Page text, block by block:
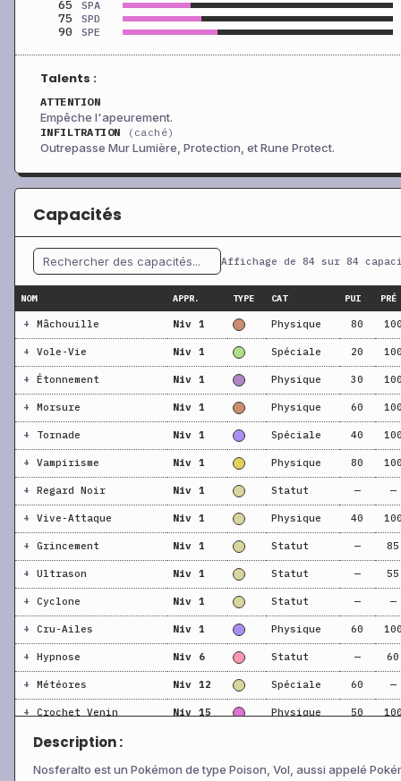
65 SPA
75 SPD
90 SPE
Talents :
ATTENTION
Empêche l'apeurement.
INFILTRATION (caché)
Outrepasse Mur Lumière, Protection, et Rune Protect.
Capacités
Affichage de 84 sur 84
NOM APPR. TYPE CAT PUI PRÉ
+ Mâchouille Niv 1 Physique 80
+ Vole-Vie Niv 1 Spéciale 20
+ Étonnement Niv 1 Physique 30
+ Morsure Niv 1 Physique 60
+ Tornade Niv 1 Spéciale 40
+ Vampirisme Niv 1 Physique 80
+ Regard Noir Niv 1 Statut — —
+ Vive-Attaque Niv 1 Physique 40
+ Grincement Niv 1 Statut — 85
+ Ultrason Niv 1 Statut — 55
+ Cyclone Niv 1 Statut — —
+ Cru-Ailes Niv 1 Physique 60
+ Hypnose Niv 6 Statut — 60
+ Météores Niv 12 Spéciale 60 —
+ Crochet Venin Niv 15 Physique 50
Onde Folie
Tranch’Air Niv 18 Spéciale 60 95
Description :
Nosferalto est un Pokémon de type Poison, Vol, aussi appelé